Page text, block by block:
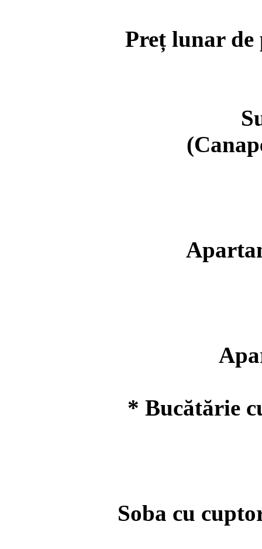
Preț lunar de
* Bucătărie
Soba cu